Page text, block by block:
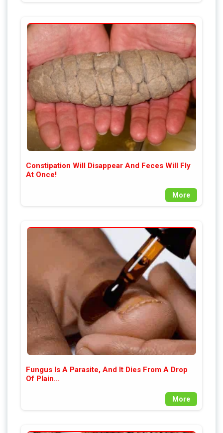
Constipation Will Disappear And Feces Will Fly
At Once!
More
Fungus Is A Parasite, And It Dies From A Drop
Of Plain...
More